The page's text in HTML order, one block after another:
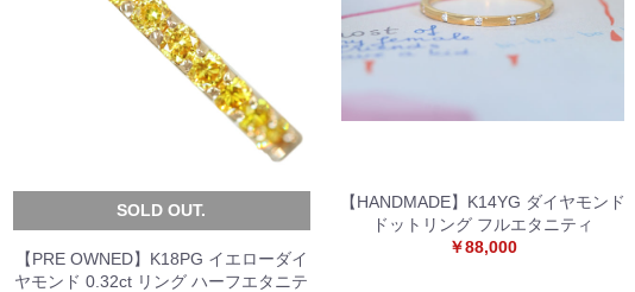
SOLD OUT.
【PRE OWNED】K18PG イエローダイ
ヤモンド 0.32ct リング ハーフエタニテ
【HANDMADE】K14YG ダイヤモンド
ドットリング フルエタニティ
￥88,000